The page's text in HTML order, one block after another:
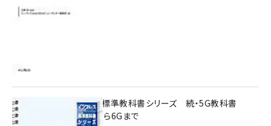
インプレス標準教科書シリーズ 続・5G教科書
NSA/SAから6Gまで